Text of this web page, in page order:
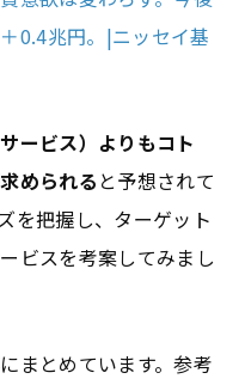
0.4兆円。|ニッセイ基
ービス）よりもコト
められる と予想されて
を把握し、ターゲット
ビスを考案してみまし
まとめています。参考